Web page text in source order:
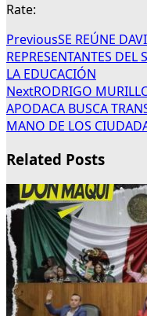
Rate:
PreviousSE REÚNE
REPRESENTANTES DEL
LA EDUCACIÓN
NextRODRIGO
APODACA BUSCA
MANO DE LOS
Related Posts